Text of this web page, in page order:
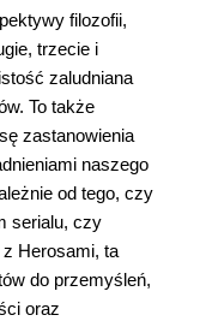
filozofii,
trzecie i
zaludniana
To także
zastanowienia
naszego
od tego, czy
serialu, czy
Herosami, ta
do przemyśleń,
oraz